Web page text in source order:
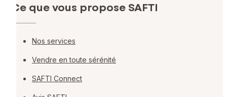
Ce que vous propose SAFTI
Nos services
Vendre en toute sérénité
SAFTI Connect